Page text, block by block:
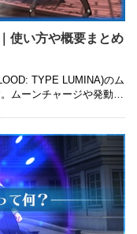
使い方や概要まとめ
TYPE LUMINA)のム
ムーンチャージや発動条